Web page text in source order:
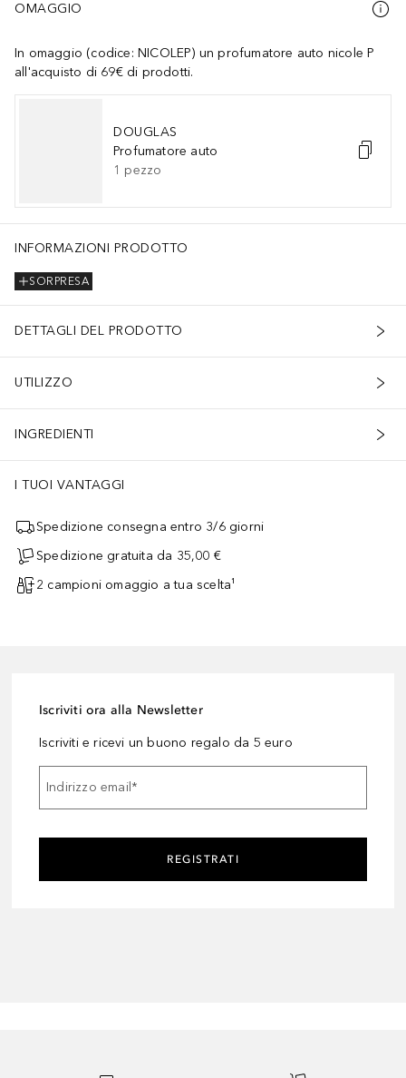
OMAGGIO
In omaggio (codice: NICOLEP) un profumatore auto nicole P
all'acquisto di 69€ di prodotti.
DOUGLAS
Profumatore auto
1 pezzo
INFORMAZIONI PRODOTTO
SORPRESA
DETTAGLI DEL PRODOTTO
UTILIZZO
INGREDIENTI
I TUOI VANTAGGI
Spedizione consegna entro 3/6 giorni
Spedizione gratuita da 35,00 €
2 campioni omaggio a tua scelta¹
Iscriviti ora alla Newsletter
Iscriviti e ricevi un buono regalo da 5 euro
Indirizzo email*
REGISTRATI